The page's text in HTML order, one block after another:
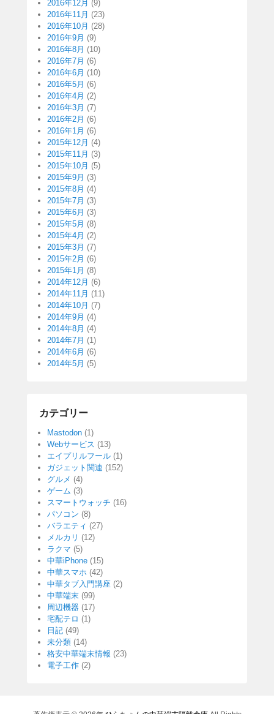
2016年12月 (9)
2016年11月 (23)
2016年10月 (28)
2016年9月 (9)
2016年8月 (10)
2016年7月 (6)
2016年6月 (10)
2016年5月 (6)
2016年4月 (2)
2016年3月 (7)
2016年2月 (6)
2016年1月 (6)
2015年12月 (4)
2015年11月 (3)
2015年10月 (5)
2015年9月 (3)
2015年8月 (4)
2015年7月 (3)
2015年6月 (3)
2015年5月 (8)
2015年4月 (2)
2015年3月 (7)
2015年2月 (6)
2015年1月 (8)
2014年12月 (6)
2014年11月 (11)
2014年10月 (7)
2014年9月 (4)
2014年8月 (4)
2014年7月 (1)
2014年6月 (6)
2014年5月 (5)
カテゴリー
Mastodon (1)
Webサービス (13)
エイプリルフール (1)
ガジェット関連 (152)
グルメ (4)
ゲーム (3)
スマートウォッチ (16)
パソコン (8)
バラエティ (27)
メルカリ (12)
ラクマ (5)
中華iPhone (15)
中華スマホ (42)
中華タブ入門講座 (2)
中華端末 (99)
周辺機器 (17)
宅配テロ (1)
日記 (49)
未分類 (14)
格安中華端末情報 (23)
電子工作 (2)